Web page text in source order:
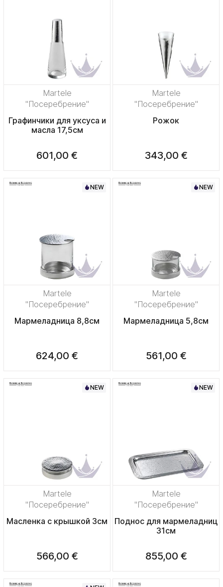
Martele
"Посеребрение"
Графинчики для уксуса и
масла 17,5см
601,00 €
Martele
"Посеребрение"
Рожок
343,00 €
NEW
Martele
"Посеребрение"
Мармеладница 8,8см
624,00 €
NEW
Martele
"Посеребрение"
Мармеладница 5,8см
561,00 €
NEW
Martele
"Посеребрение"
Масленка с крышкой 3см
566,00 €
NEW
Martele
"Посеребрение"
Поднос для мармеладниц
31см
855,00 €